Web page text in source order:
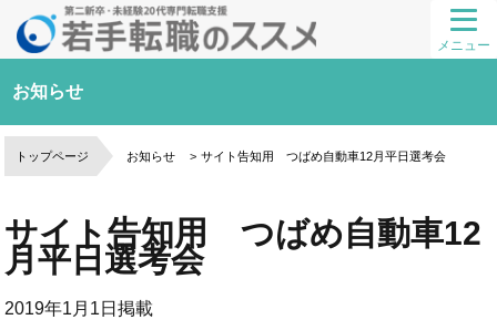
メニュー
お知らせ
トップページ お知らせ サイト告知用 つばめ自動車12月平日選考会
サイト告知用 つばめ自動車12
月平日選考会
2019年1月1日掲載